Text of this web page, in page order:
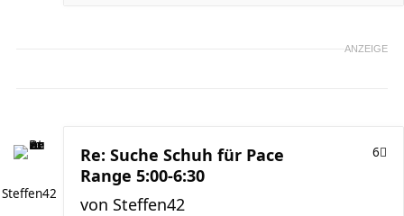
ANZEIGE
Steffen42
Re: Suche Schuh für Pace
Range 5:00-6:30
6
von Steffen42